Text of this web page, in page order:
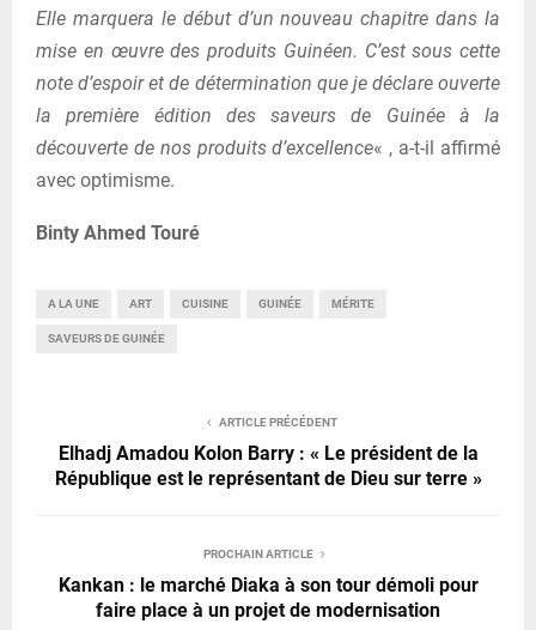
Elle marquera le début d’un nouveau chapitre dans la
mise en œuvre des produits Guinéen. C’est sous cette
note d’espoir et de détermination que je déclare ouverte
la première édition des saveurs de Guinée à la
découverte de nos produits d’excellence« , a-t-il affirmé
avec optimisme.
Binty Ahmed Touré
A LA UNE ART CUISINE GUINÉE MÉRITE
SAVEURS DE GUINÉE
ARTICLE PRÉCÉDENT
Elhadj Amadou Kolon Barry : « Le président de la
République est le représentant de Dieu sur terre »
PROCHAIN ARTICLE
Kankan : le marché Diaka à son tour démoli pour
faire place à un projet de modernisation